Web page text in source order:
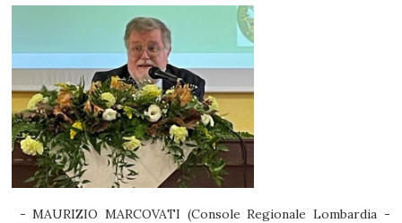
- MAURIZIO MARCOVATI (Console Regionale Lombardia -